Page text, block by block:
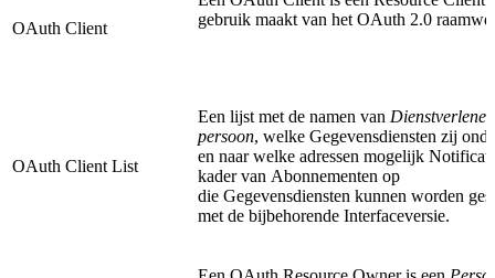
OAuth Client
gebruik maakt van het OAuth 2.0
OAuth Client List
Een lijst met de namen van
persoon, welke Gegevensdiensten zij
en naar welke adressen mogelijk
kader van Abonnementen op
die Gegevensdiensten kunnen worden
met de bijbehorende Interfaceversie.